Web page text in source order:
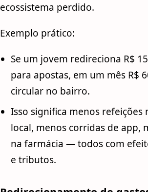
ecossistema perdido.
Exemplo prático:
Se um jovem redireciona R$
para apostas, em um mês R$
circular no bairro.
Isso significa menos refeições
local, menos corridas de app,
na farmácia — todos com
e tributos.